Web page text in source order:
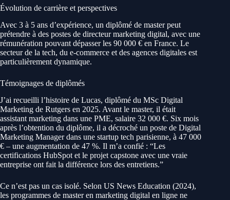
Évolution de carrière et perspectives
Avec 3 à 5 ans d’expérience, un diplômé de master peut
prétendre à des postes de directeur marketing digital, avec une
rémunération pouvant dépasser les 90 000 € en France. Le
secteur de la tech, du e-commerce et des agences digitales est
particulièrement dynamique.
Témoignages de diplômés
J’ai recueilli l’histoire de Lucas, diplômé du MSc Digital
Marketing de Rutgers en 2025. Avant le master, il était
assistant marketing dans une PME, salaire 32 000 €. Six mois
après l’obtention du diplôme, il a décroché un poste de Digital
Marketing Manager dans une startup tech parisienne, à 47 000
€ – une augmentation de 47 %. Il m’a confié : “Les
certifications HubSpot et le projet capstone avec une vraie
entreprise ont fait la différence lors des entretiens.”
Ce n’est pas un cas isolé. Selon US News Education (2024),
les programmes de master en marketing digital en ligne ne